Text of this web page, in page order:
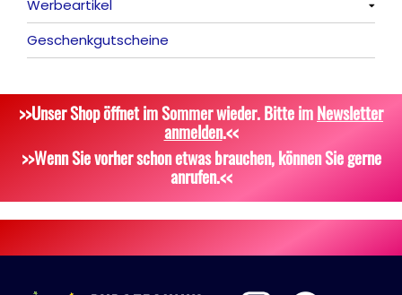
Wunderkerzen, Fackeln
Tischfeuerwerk
Dekoration, Knicklichter
Alle anzeigen
Platzpatronen
Zubehör
Werbeartikel
Alle anzeigen
Attrappen
Geschenkgutscheine
>>Unser Shop öffnet im Sommer wieder. Bitte imNewsletter
anmelden.<<
>>Wenn Sie vorher schon etwas brauchen, können Sie gerne
anrufen.<<